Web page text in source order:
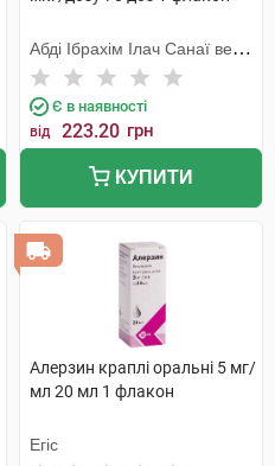
Абді Ібрахім Ілач Санаї ве
Тіджарет
Є в наявності
від 223.20 грн
КУПИТИ
Алерзин краплі оральні 5 мг/
мл 20 мл 1 флакон
Егіс